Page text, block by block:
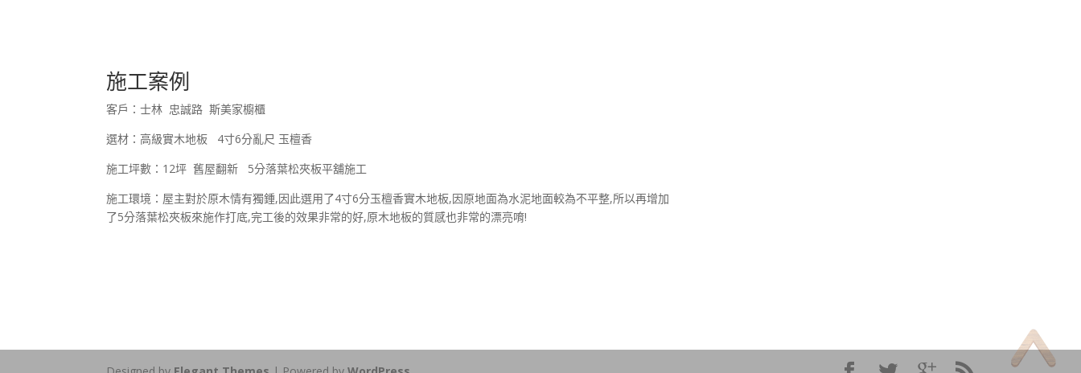
施工案例
客戶：士林 忠誠路 斯美家櫥櫃
選材：高級實木地板 4寸6分亂尺 玉檀香
施工坪數：12坪 舊屋翻新 5分落葉松夾板平舖施工
施工環境：屋主對於原木情有獨鍾,因此選用了4寸6分玉檀香實木地板,因原地面為水泥地面較為不平整,所以再增加
了5分落葉松夾板來施作打底,完工後的效果非常的好,原木地板的質感也非常的漂亮唷!